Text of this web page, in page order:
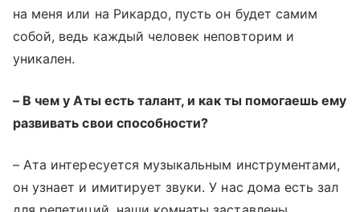
на меня или на Рикардо, пусть он будет самим
собой, ведь каждый человек неповторим и
уникален.
– В чем у Аты есть талант, и как ты помогаешь ему
развивать свои способности?
–Ата интересуется музыкальным инструментами,
он узнает и имитирует звуки. У нас дома есть зал